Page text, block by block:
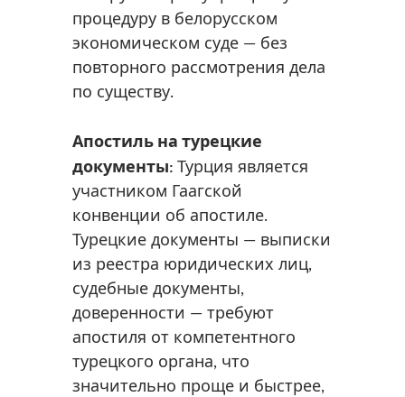
процедуру в белорусском
экономическом суде — без
повторного рассмотрения дела
по существу.
Апостиль на турецкие
документы: Турция является
участником Гаагской
конвенции об апостиле.
Турецкие документы — выписки
из реестра юридических лиц,
судебные документы,
доверенности — требуют
апостиля от компетентного
турецкого органа, что
значительно проще и быстрее,